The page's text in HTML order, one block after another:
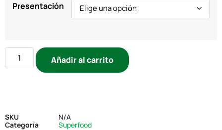
Presentación
Añadir al carrito
SKU
N/A
Categoría
Superfood